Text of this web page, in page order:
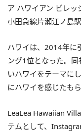
ア ハワイアン ビレ
小田急線片瀬江ノ島駅
ハワイは、2014年に
ング1位となった。
いハワイをテーマに
にハワイを感じたも
LeaLea Hawaiian
テムとして、